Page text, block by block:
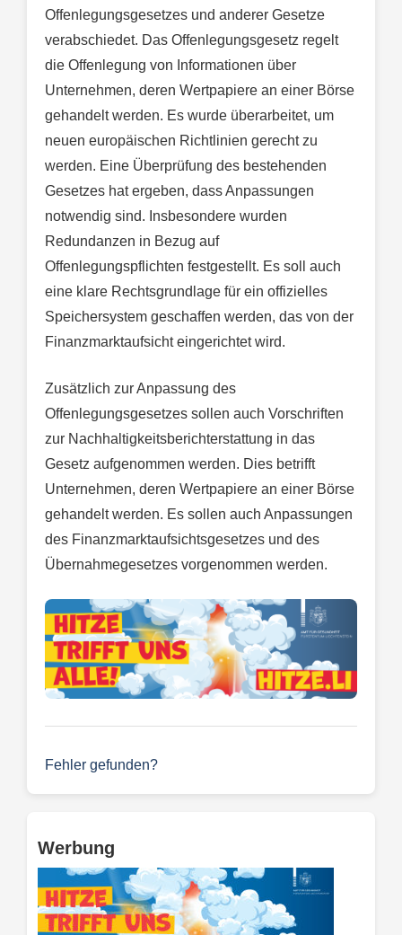
Offenlegungsgesetzes und anderer Gesetze
verabschiedet. Das Offenlegungsgesetz regelt
die Offenlegung von Informationen über
Unternehmen, deren Wertpapiere an einer Börse
gehandelt werden. Es wurde überarbeitet, um
neuen europäischen Richtlinien gerecht zu
werden. Eine Überprüfung des bestehenden
Gesetzes hat ergeben, dass Anpassungen
notwendig sind. Insbesondere wurden
Redundanzen in Bezug auf
Offenlegungspflichten festgestellt. Es soll auch
eine klare Rechtsgrundlage für ein offizielles
Speichersystem geschaffen werden, das von der
Finanzmarktaufsicht eingerichtet wird.
Zusätzlich zur Anpassung des
Offenlegungsgesetzes sollen auch Vorschriften
zur Nachhaltigkeitsberichterstattung in das
Gesetz aufgenommen werden. Dies betrifft
Unternehmen, deren Wertpapiere an einer Börse
gehandelt werden. Es sollen auch Anpassungen
des Finanzmarktaufsichtsgesetzes und des
Übernahmegesetzes vorgenommen werden.
Fehler gefunden?
Werbung